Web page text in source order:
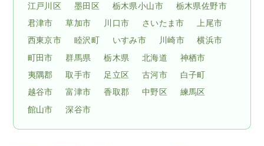
江戸川区
墨田区 栃木県小山市
栃木県佐野市
君津市
草加市 川口市 さいたま市
上尾市
西東京市
睦沢町 いすみ市 川崎市
横浜市
町田市
群馬県 栃木県 北海道
神栖市
夷隅郡
取手市 足立区 古河市
白子町
越谷市
富津市 香取郡 中野区
練馬区
館山市
深谷市